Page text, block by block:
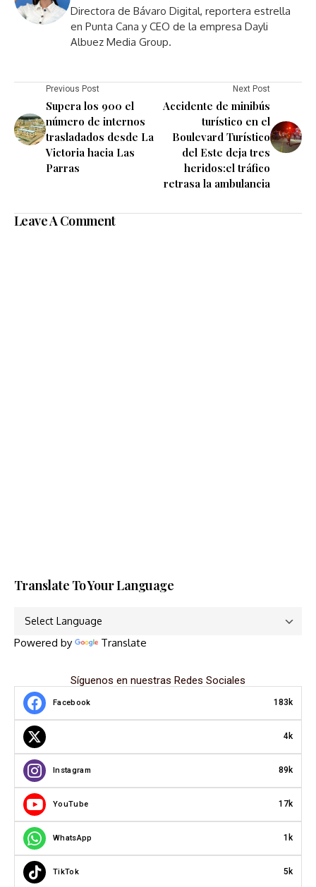
Directora de Bávaro Digital, reportera estrella
en Punta Cana y CEO de la empresa Dayli
Albuez Media Group.
Previous Post
Supera los 900 el
número de internos
trasladados desde La
Victoria hacia Las
Parras
Next Post
Accidente de minibús
turístico en el
Boulevard Turístico
del Este deja tres
heridos:el tráfico
retrasa la ambulancia
Leave A Comment
Translate To Your Language
Powered by Translate
Síguenos en nuestras Redes Sociales
Facebook 183k
4k
Instagram 89k
YouTube 17k
WhatsApp 1k
TikTok 5k